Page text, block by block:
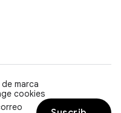
marca
cookies